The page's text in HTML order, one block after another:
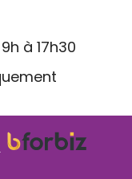
à 17h30